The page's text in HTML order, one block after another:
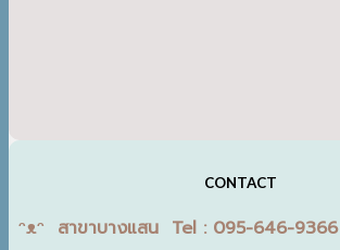
CONTACT
ᵔᴥᵔ สาขาบางแสน Tel : 095-646-9366